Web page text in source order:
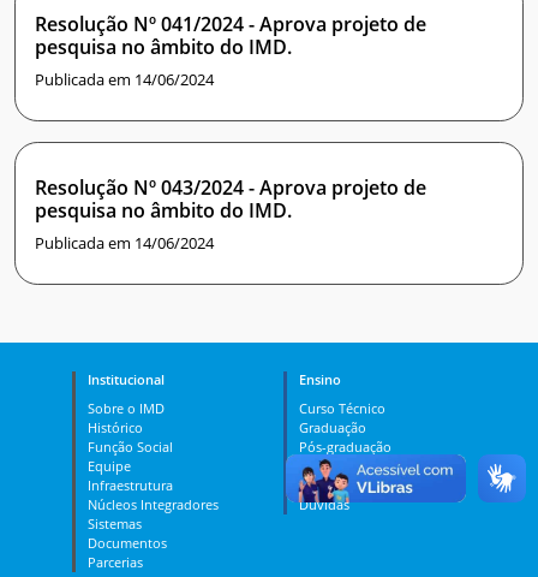
Resolução Nº 041/2024 - Aprova projeto de
pesquisa no âmbito do IMD.
Publicada em 14/06/2024
Resolução Nº 043/2024 - Aprova projeto de
pesquisa no âmbito do IMD.
Publicada em 14/06/2024
Institucional
Sobre o IMD
Histórico
Função Social
Equipe
Infraestrutura
Núcleos Integradores
Sistemas
Documentos
Parcerias
Ensino
Curso Técnico
Graduação
Pós-graduação
PES
MOOC
Dúvidas